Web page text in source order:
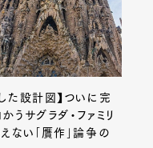
た設計図】ついに完
うサグラダ・ファミリ
ない｢贋作｣論争の